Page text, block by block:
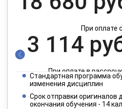
При оплате
3 114
При оплате в
1 557
Стандартная программа
изменения дисциплин
Срок отправки оригиналов
окончания обучения - 14